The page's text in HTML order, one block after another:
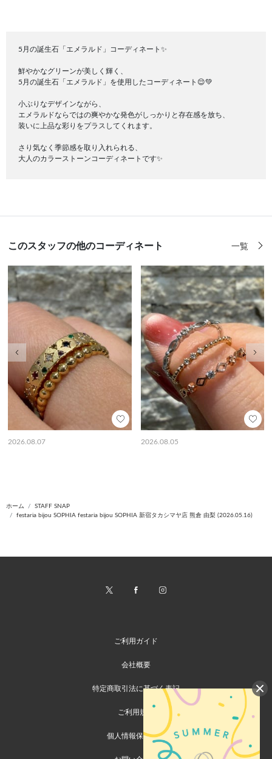
5月の誕生石「エメラルド」コーディネート✨
鮮やかなグリーンが美しく輝く、
5月の誕生石「エメラルド」を使用したコーディネート😌💚
小ぶりなデザインながら、
エメラルドならではの爽やかな発色がしっかりと存在感を放ち、
装いに上品な彩りをプラスしてくれます。
さり気なく季節感を取り入れられる、
大人のカラーストーンコーディネートです✨
このスタッフの他のコーディネート 一覧
2026.08.07 2026.08.05
前の画像
ホーム
STAFF SNAP
festaria bijou SOPHIA festaria bijou SOPHIA 新宿タカシマヤ店 熊倉 由梨 (2026.05.16)
ご利用ガイド
会社概要
特定商取引法に基づく表記
ご利用規約
個人情報保護方針